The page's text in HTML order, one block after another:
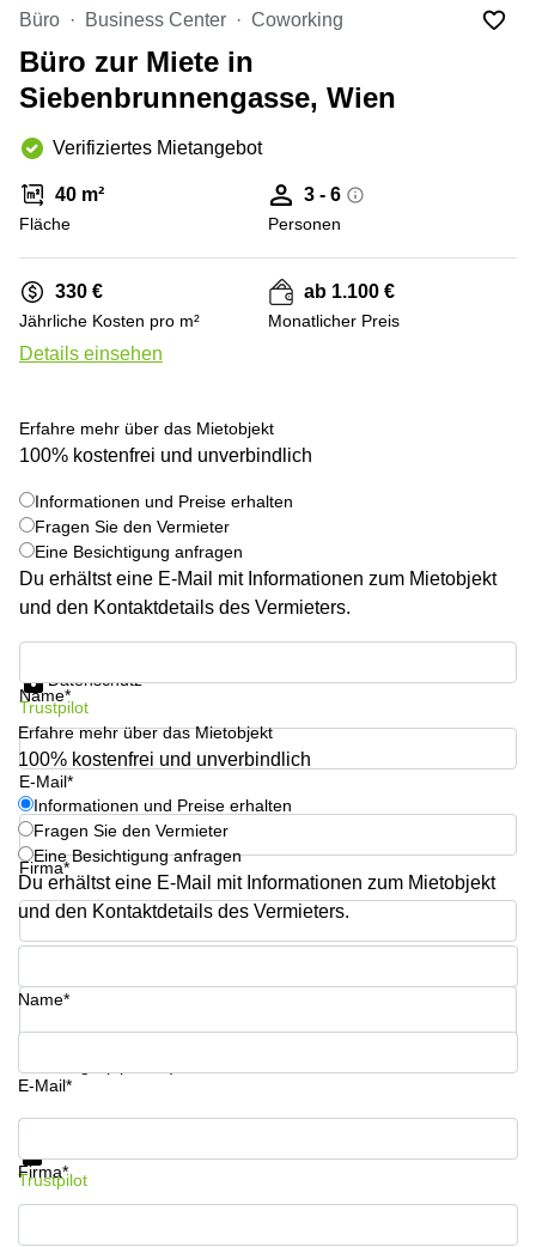
Salzburg
Business
Center
Salzburg
Coworking
Seminarraum
Salzburg
mieten
Graz
Business
Coworking
Space
Büro
mieten
Linz
Coworking
Wienerbergstraße
11/12A
Simmeringer
Hauptstrasse
Tabor
36
Donau-
Strasse
7
Schottenring
Europaplatz
2 1150
Wien
Gertrude-
Fröhlich-
Sandner-
Straße
Büro Business Center Coworking
Büro zur Miete in
Siebenbrunnengasse, Wien
Verifiziertes Mietangebot
40 m²
Fläche
3 - 6
Personen
330 €
Jährliche Kosten pro m²
Details einsehen
ab 1.100 €
Monatlicher Preis
Erfahre mehr über das Mietobjekt
100% kostenfrei und unverbindlich
Informationen und Preise erhalten
Fragen Sie den Vermieter
Eine Besichtigung anfragen
Du erhältst eine E-Mail mit Informationen zum Mietobjekt
und den Kontaktdetails des Vermieters.
Name*
E-Mail*
Firma*
Telefon*
Datenschutz
Trustpilot
Erfahre mehr über das Mietobjekt
100% kostenfrei und unverbindlich
Informationen und Preise erhalten
Fragen Sie den Vermieter
Eine Besichtigung anfragen
Du erhältst eine E-Mail mit Informationen zum Mietobjekt
und den Kontaktdetails des Vermieters.
Name*
E-Mail*
Firma*
Informationen und Preise erhalten
Trustpilot